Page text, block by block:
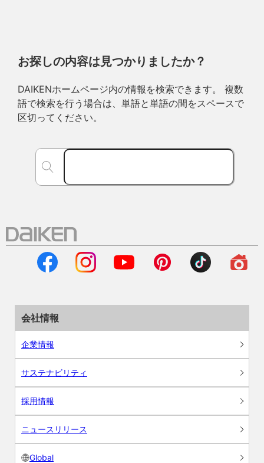
お探しの内容は見つかりましたか？
DAIKENホームページ内の情報を検索できます。 複数
語で検索を行う場合は、単語と単語の間をスペースで
区切ってください。
会社情報
企業情報
サステナビリティ
採用情報
ニュースリリース
Global